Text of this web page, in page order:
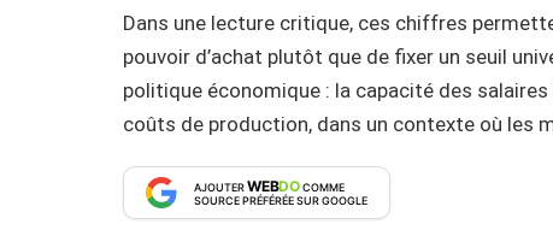
Dans une lecture critique, ces chiffres
pouvoir d’achat plutôt que de fixer un seuil
politique économique : la capacité des
coûts de production, dans un contexte où les
AJOUTERWEBDOCOMME
SOURCE PRÉFÉRÉE SUR GOOGLE